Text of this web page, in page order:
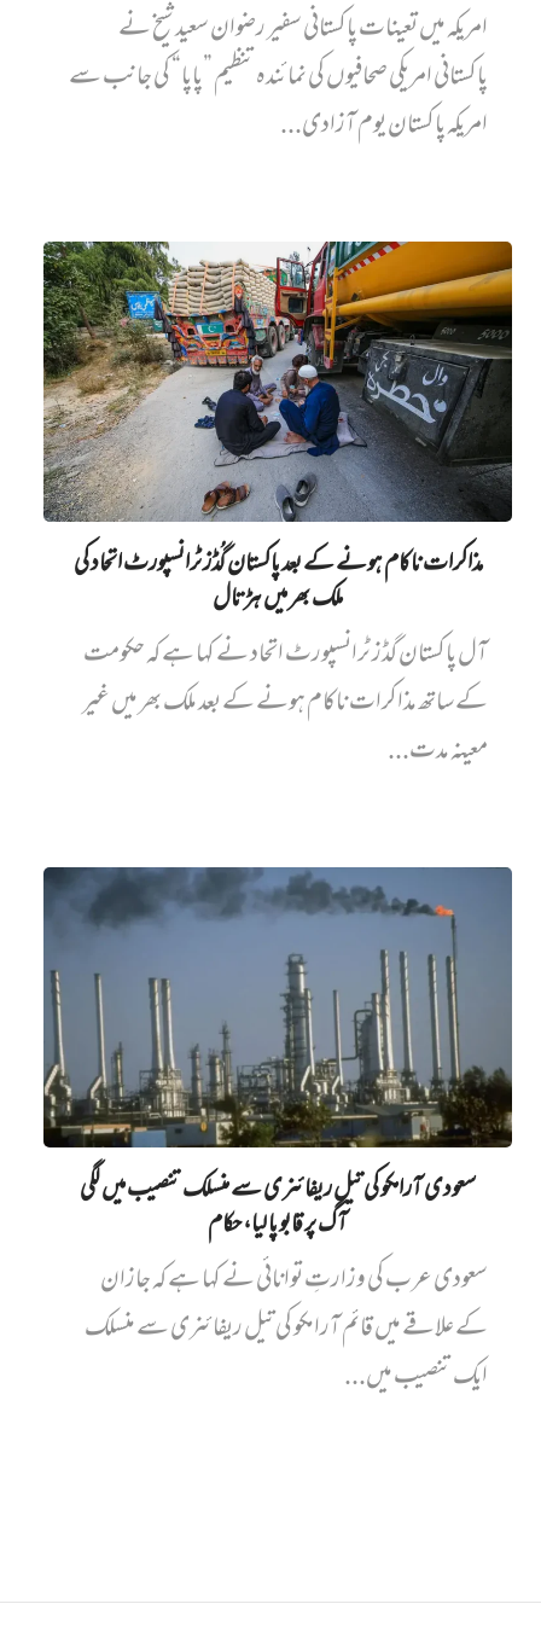
امریکہ میں تعینات پاکستانی سفیر رضوان سعید شیخ نے
پاکستانی امریکی صحافیوں کی نمائندہ تنظیم ”پاپا“ کی جانب سے
امریکہ پاکستان یوم آزادی...
مذاکرات ناکام ہونے کے بعد پاکستان گُڈز ٹرانسپورٹ اتحاد کی
ملک بھر میں ہڑتال
آل پاکستان گڈز ٹرانسپورٹ اتحاد نے کہا ہے کہ حکومت
کے ساتھ مذاکرات ناکام ہونے کے بعد ملک بھر میں غیر
معینہ مدت...
سعودی آرامکو کی تیل ریفائنری سے منسلک تنصیب میں‌ لگی
آگ پر قابو پا لیا، حکام
سعودی عرب کی وزارتِ توانائی نے کہا ہے کہ جازان
کے علاقے میں قائم آرامکو کی تیل ریفائنری سے منسلک
ایک تنصیب میں...